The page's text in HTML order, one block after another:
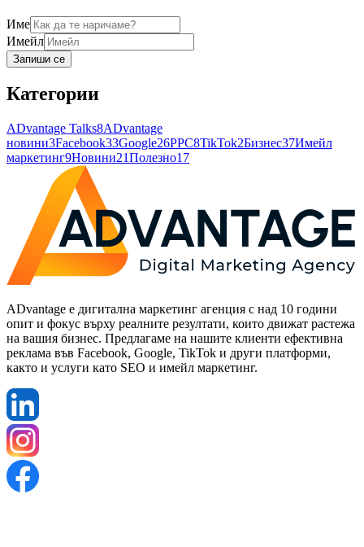
Име
Имейл
Запиши се
Категории
ADvantage Talks8ADvantage
новини3Facebook33Google26PPC8TikTok2Бизнес37Имейл
маркетинг9Новини21Полезно17
ADvantage е дигитална маркетинг агенция с над 10 години
опит и фокус върху реалните резултати, които движат растежа
на вашия бизнес. Предлагаме на нашите клиенти ефективна
реклама във Facebook, Google, TikTok и други платформи,
както и услуги като SEO и имейл маркетинг.